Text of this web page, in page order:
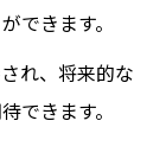
できます。
れ、将来的な
できます。